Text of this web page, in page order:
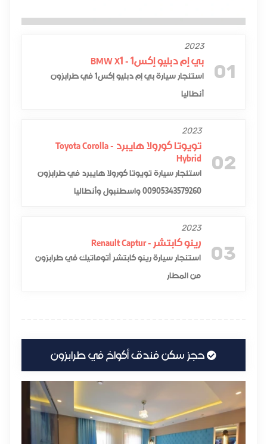
01
2023
بي إم دبليو إكس1 - BMW X1
استئجار سيارة بي إم دبليو إكس1 في طرابزون
أنطاليا
02
2023
تويوتا كورولا هايبرد - Toyota Corolla
Hybrid
استئجار سيارة تويوتا كورولا هايبرد في طرابزون
00905343579260 واسطنبول وأنطاليا
03
2023
رينو كابتشر - Renault Captur
استئجار سيارة رينو كابتشر أتوماتيك في طرابزون
من المطار
حجز سكن فندق أكواخ في طرابزون